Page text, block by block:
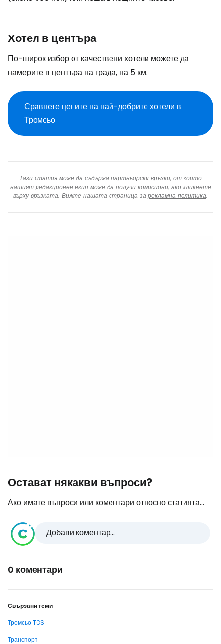
Хотел в центъра
По-широк избор от качествени хотели можете да
намерите в центъра на града, на 5 км.
Сравнете цените на най-добрите хотели в
Тромсьо
Тази статия може да съдържа партньорски връзки, от които
нашият редакционен екип може да получи комисиони, ако кликнете
върху връзката. Вижте нашата страница за рекламна политика.
Остават някакви въпроси?
Ако имате въпроси или коментари относно статията...
Добави коментар...
0 коментари
Свързани теми
Тромсьо TOS
Транспорт